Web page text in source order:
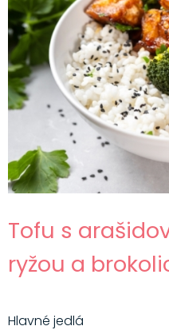
Tofu s
ryžou a
Hlavné jedlá